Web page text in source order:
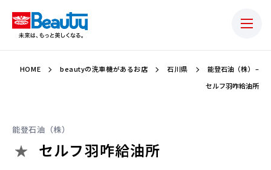
HOME beautyの洗車機があるお店 石川県
能登石油（株） –
セルフ羽咋給油所
能登石油（株）
セルフ羽咋給油所